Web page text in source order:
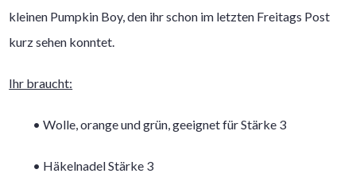
kleinen Pumpkin Boy, den ihr schon im letzten Freitags Post
kurz sehen konntet.
Ihr braucht:
• Wolle, orange und grün, geeignet für Stärke 3
• Häkelnadel Stärke 3